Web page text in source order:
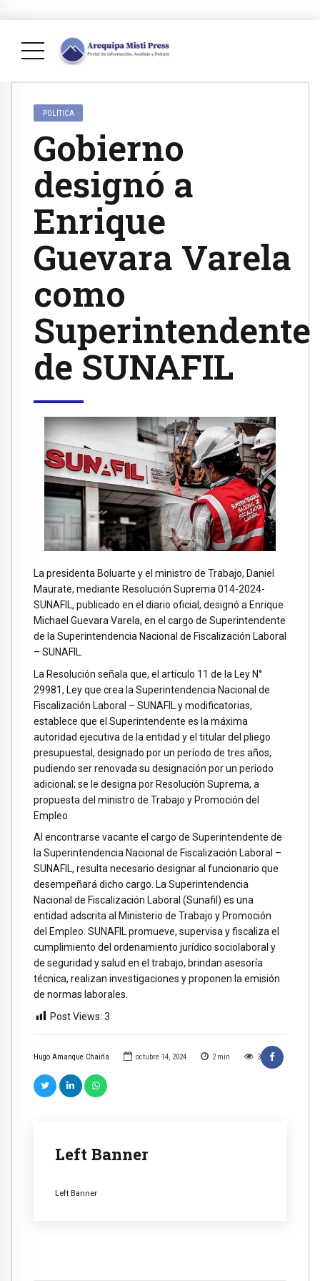
Hugo Amanque Chaiña octubre 14, 2024 2 min 3
Left Banner
Left Banner
POLÍTICA
Gobierno
designó a
Enrique
Guevara Varela
como
Superintendente
de SUNAFIL
La presidenta Boluarte y el ministro de Trabajo, Daniel
Maurate, mediante Resolución Suprema 014-2024-
SUNAFIL, publicado en el diario oficial, designó a Enrique
Michael Guevara Varela, en el cargo de Superintendente
de la Superintendencia Nacional de Fiscalización Laboral
– SUNAFIL.
La Resolución señala que, el artículo 11 de la Ley N°
29981, Ley que crea la Superintendencia Nacional de
Fiscalización Laboral – SUNAFIL y modificatorias,
establece que el Superintendente es la máxima
autoridad ejecutiva de la entidad y el titular del pliego
presupuestal, designado por un período de tres años,
pudiendo ser renovada su designación por un periodo
adicional; se le designa por Resolución Suprema, a
propuesta del ministro de Trabajo y Promoción del
Empleo.
Al encontrarse vacante el cargo de Superintendente de
la Superintendencia Nacional de Fiscalización Laboral –
SUNAFIL, resulta necesario designar al funcionario que
desempeñará dicho cargo. La Superintendencia
Nacional de Fiscalización Laboral (Sunafil) es una
entidad adscrita al Ministerio de Trabajo y Promoción
del Empleo. SUNAFIL promueve, supervisa y fiscaliza el
cumplimiento del ordenamiento jurídico sociolaboral y
de seguridad y salud en el trabajo, brindan asesoría
técnica, realizan investigaciones y proponen la emisión
de normas laborales.
Post Views: 3